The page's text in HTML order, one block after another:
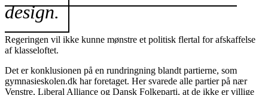
design.
Regeringen vil ikke kunne mønstre et politisk flertal for afskaffelse
af klasseloftet.
Det er konklusionen på en rundringning blandt partierne, som
gymnasieskolen.dk har foretaget. Her svarede alle partier på nær
Venstre, Liberal Alliance og Dansk Folkeparti, at de ikke er villige